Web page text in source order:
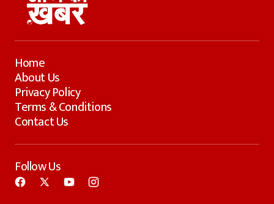
Home
About Us
Privacy Policy
Terms & Conditions
Contact Us
Follow Us